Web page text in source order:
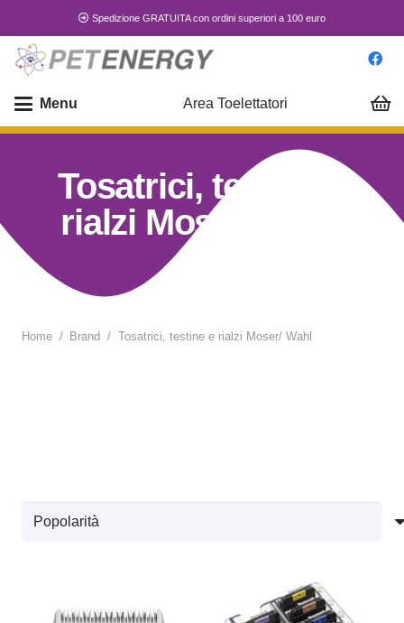
Spedizione GRATUITA con ordini superiori a 100 euro
Menu Area Toelettatori
Tosatrici, testine e
rialzi Moser/ Wahl
Home / Brand / Tosatrici, testine e rialzi Moser/ Wahl